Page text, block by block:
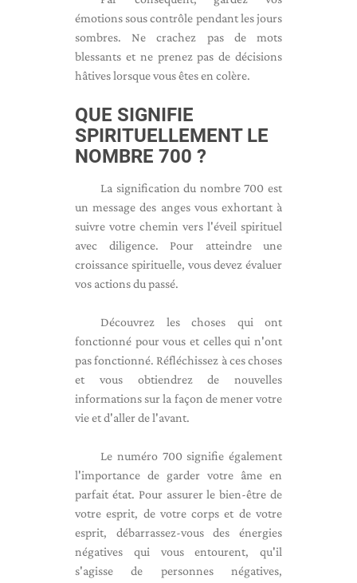
émotions sous contrôle pendant les jours
sombres. Ne crachez pas de mots
blessants et ne prenez pas de décisions
hâtives lorsque vous êtes en colère.
QUE SIGNIFIE
SPIRITUELLEMENT LE
NOMBRE 700 ?
La signification du nombre 700 est
un message des anges vous exhortant à
suivre votre chemin vers l'éveil spirituel
avec diligence. Pour atteindre une
croissance spirituelle, vous devez évaluer
vos actions du passé.
Découvrez les choses qui ont
fonctionné pour vous et celles qui n'ont
pas fonctionné. Réfléchissez à ces choses
et vous obtiendrez de nouvelles
informations sur la façon de mener votre
vie et d'aller de l'avant.
Le numéro 700 signifie également
l'importance de garder votre âme en
parfait état. Pour assurer le bien-être de
votre esprit, de votre corps et de votre
esprit, débarrassez-vous des énergies
négatives qui vous entourent, qu'il
s'agisse de personnes négatives,